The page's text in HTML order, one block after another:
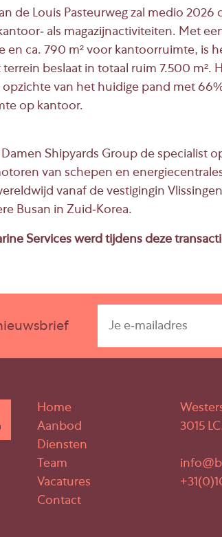
de Louis Pasteurweg zal medio
als magazijnactiviteiten. Met
en ca. 790 m² voor kantoorruimte, is
beslaat in totaal ruim 7.500 m².
van het huidige pand met
op kantoor.
Shipyards Group de specialist
van schepen en
vanaf de vestigingin
Busan in Zuid-Korea.
Services werd tijdens deze
Home
Aanbod
Diensten
Team
Vacatures
Contact
3015